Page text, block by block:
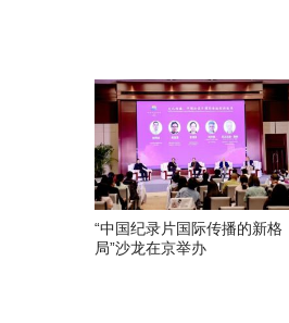
“中国纪录片国际传播的新格
局”沙龙在京举办